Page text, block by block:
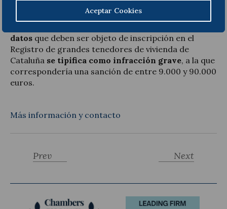
Aceptar Cookies
En este sentido, cabe recordar que
datos que deben ser objeto de inscripción en el
Registro de grandes tenedores de vivienda de
Cataluña se tipifica como infracción grave, a la que
correspondería una sanción de entre 9.000 y 90.000
euros.
Más información y contacto
Next
Prev